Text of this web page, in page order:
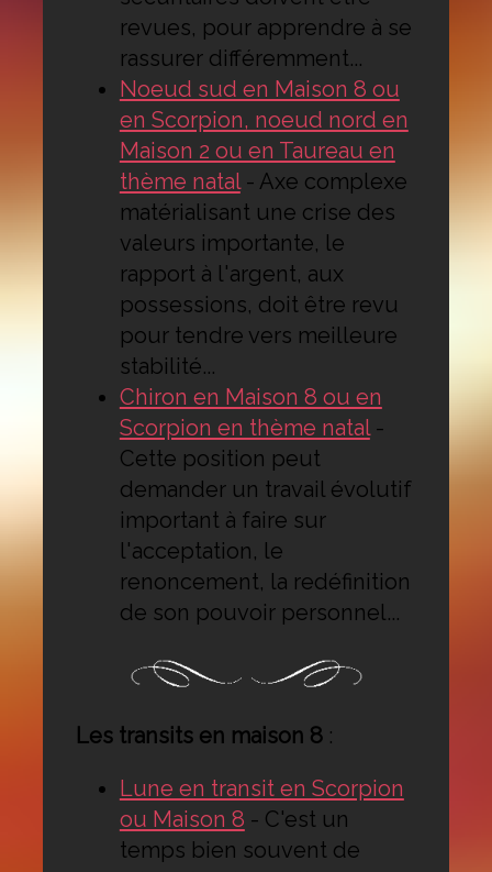
revues, pour apprendre à se
rassurer différemment...
Noeud sud en Maison 8 ou
en Scorpion, noeud nord en
Maison 2 ou en Taureau en
thème natal - Axe complexe
matérialisant une crise des
valeurs importante, le
rapport à l'argent, aux
possessions, doit être revu
pour tendre vers meilleure
stabilité...
Chiron en Maison 8 ou en
Scorpion en thème natal -
Cette position peut
demander un travail évolutif
important à faire sur
l'acceptation, le
renoncement, la redéfinition
de son pouvoir personnel...
Les transits en maison 8:
Lune en transit en Scorpion
ou Maison 8 - C'est un
temps bien souvent de